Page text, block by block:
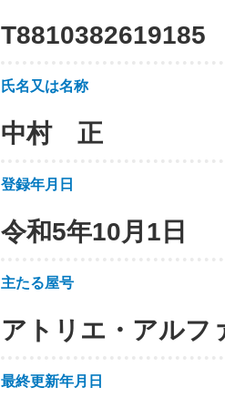
T8810382619185
氏名又は名称
中村 正
登録年月日
令和5年10月1日
主たる屋号
アトリエ・アルフ
最終更新年月日